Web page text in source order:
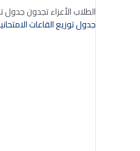
الطلاب الأعزاء تجدون جدول
جدول توزيع القاعات